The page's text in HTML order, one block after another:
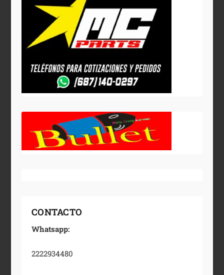
CONTACTO
Whatsapp:
2222934480